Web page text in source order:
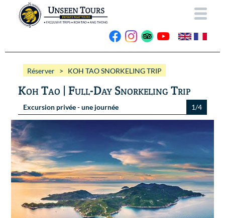
A PROPOS
NOS BATEAUX
Wassana VIP
EXCURSIONS
KOH TAO
Photos Ang Thong
Photos Koh Tao
CONTACT
RESERVER
Réserver> KOH TAO SNORKELING TRIP
Koh Tao | Full-Day Snorkeling Trip
Excursion privée - une journée 1/4